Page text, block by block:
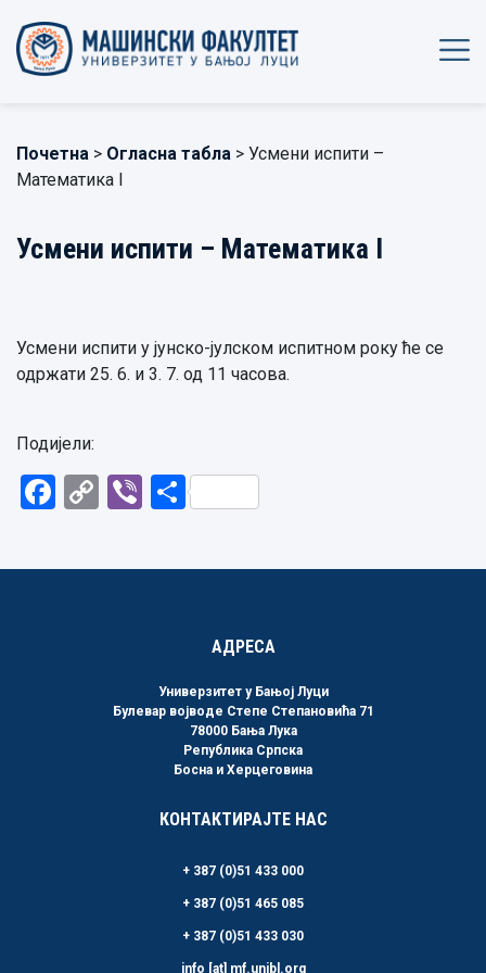
Почетна > Огласна табла > Усмени испити –
Математика I
Усмени испити – Математика I
Усмени испити у јунско-јулском испитном року ће се
одржати 25. 6. и 3. 7. од 11 часова.
Подијели:
Facebook
CopyViberShare
АДРЕСА
Универзитет у Бањој Луци
Булевар војводе Степе Степановића 71
78000 Бања Лука
Република Српска
Босна и Херцеговина
КОНТАКТИРАЈТЕ НАС
+ 387 (0)51 433 000
+ 387 (0)51 465 085
+ 387 (0)51 433 030
info [at] mf.unibl.org